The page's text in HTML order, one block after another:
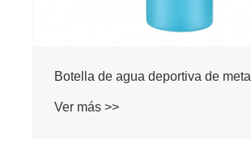
Botella de agua deportiva de metal
Ver más >>